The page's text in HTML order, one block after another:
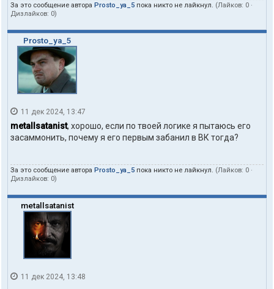
За это сообщение автора Prosto_ya_5 пока никто не лайкнул. (Лайков: 0 ·
Дизлайков: 0)
Prosto_ya_5
11 дек 2024, 13:47
metallsatanist, хорошо, если по твоей логике я пытаюсь его
засаммонить, почему я его первым забанил в ВК тогда?
За это сообщение автора Prosto_ya_5 пока никто не лайкнул. (Лайков: 0 ·
Дизлайков: 0)
metallsatanist
11 дек 2024, 13:48